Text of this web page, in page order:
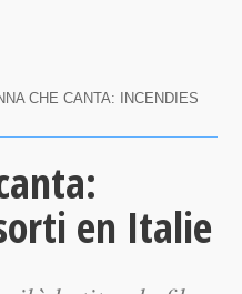
CHE CANTA: INCENDIES
en Italie